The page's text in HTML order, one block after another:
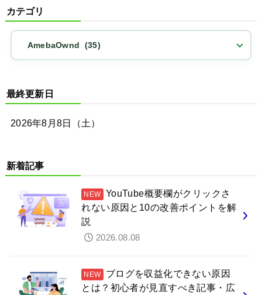
カテゴリ
最終更新日
2026年8月8日（土）
新着記事
YouTube概要欄がクリックさ
れない原因と10の改善ポイントを解
説
2026.08.08
ブログを収益化できない原因
とは？初心者が見直すべき記事・広